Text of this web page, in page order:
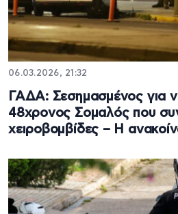
06.03.2026, 21:32
ΓΑΔΑ: Σεσημασμένος για
48χρονος Σομαλός που
χειροβομβίδες – Η